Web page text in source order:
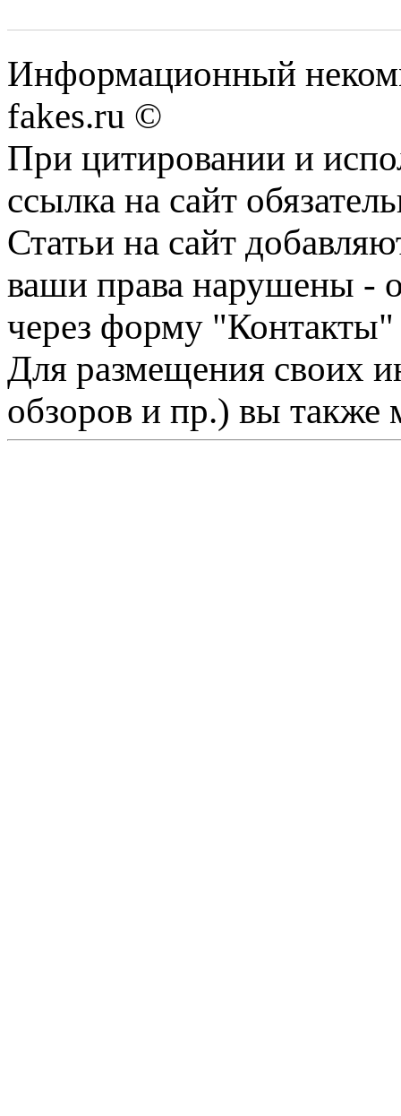
Информационный
fakes.ru ©
При цитировании и
ссылка на сайт
Статьи на сайт
ваши права нарушены -
через форму "Контакты"
Для размещения своих
обзоров и пр.) вы также